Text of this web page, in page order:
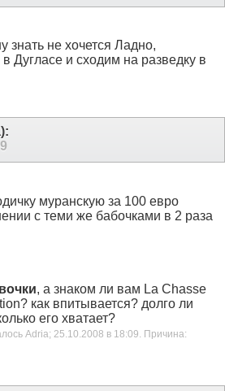
знать не хочется Ладно,
Дугласе и сходим на разведку в
муранскую за 100 евро
с теми же бабочками в 2 раза
, а знаком ли вам La Chasse
как впитывается? долго ли
его хватает?
Adria; 25.10.2008 в 18:09. Причина: